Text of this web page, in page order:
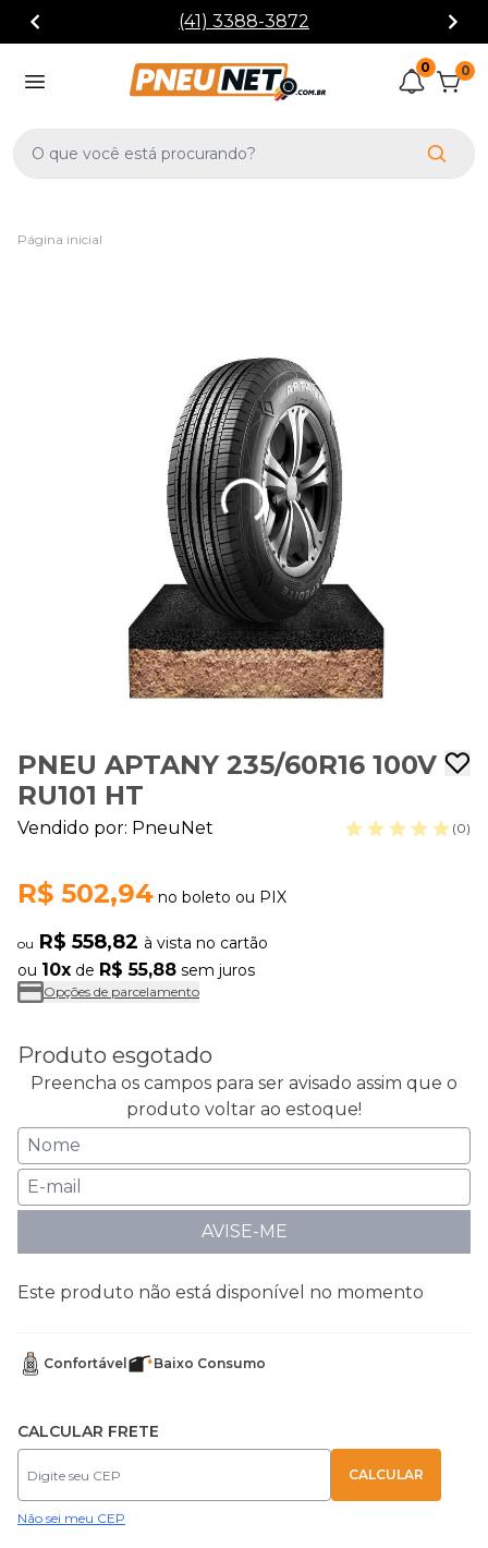
(41) 3388-3872
0 0
Página inicial
PNEU APTANY 235/60R16 100V
RU101 HT
Vendido por: PneuNet (0)
R$ 502,94 no boleto ou PIX
ou R$ 558,82 à vista no cartão
ou 10x de R$ 55,88 sem juros
Opções de parcelamento
Produto esgotado
Preencha os campos para ser avisado assim que o
produto voltar ao estoque!
AVISE-ME
Este produto não está disponível no momento
Confortável Baixo Consumo
CALCULAR FRETE
Não sei meu CEP